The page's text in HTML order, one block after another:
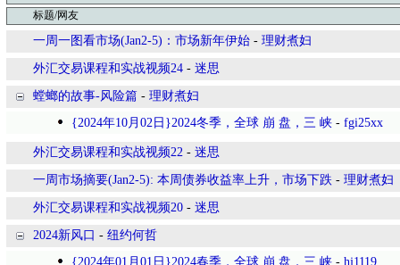
标题/网友
一周一图看市场(Jan2-5)：市场新年伊始 - 理财煮妇
外汇交易课程和实战视频24 - 迷思
螳螂的故事-风险篇 - 理财煮妇
{2024年10月02日}2024冬季，全球 崩 盘，三 峡 - fgi25xx
外汇交易课程和实战视频22 - 迷思
一周市场摘要(Jan2-5): 本周债券收益率上升，市场下跌 - 理财煮妇
外汇交易课程和实战视频20 - 迷思
2024新风口 - 纽约何哲
{2024年01月01日}2024春季，全球 崩 盘，三 峡 - hj1119